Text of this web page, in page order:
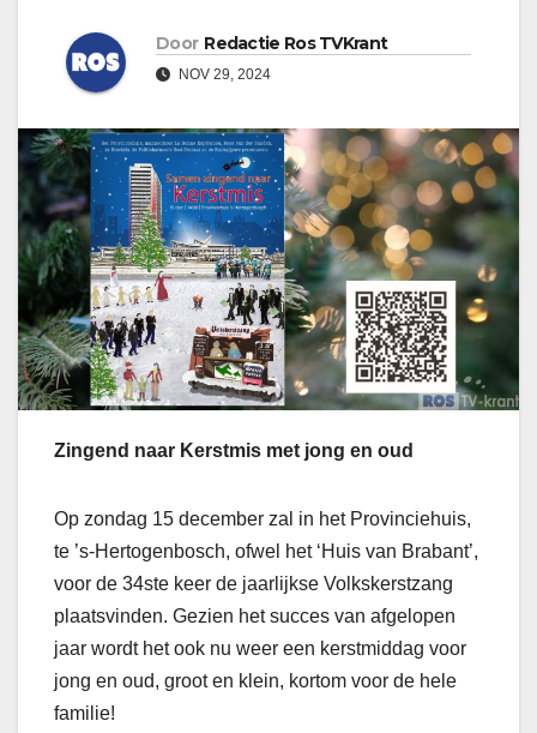
Door Redactie Ros TVKrant
NOV 29, 2024
Zingend naar Kerstmis met jong en oud
Op zondag 15 december zal in het Provinciehuis,
te ’s-Hertogenbosch, ofwel het ‘Huis van Brabant’,
voor de 34ste keer de jaarlijkse Volkskerstzang
plaatsvinden. Gezien het succes van afgelopen
jaar wordt het ook nu weer een kerstmiddag voor
jong en oud, groot en klein, kortom voor de hele
familie!